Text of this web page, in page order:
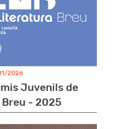
2026
Juvenils de
- 2025